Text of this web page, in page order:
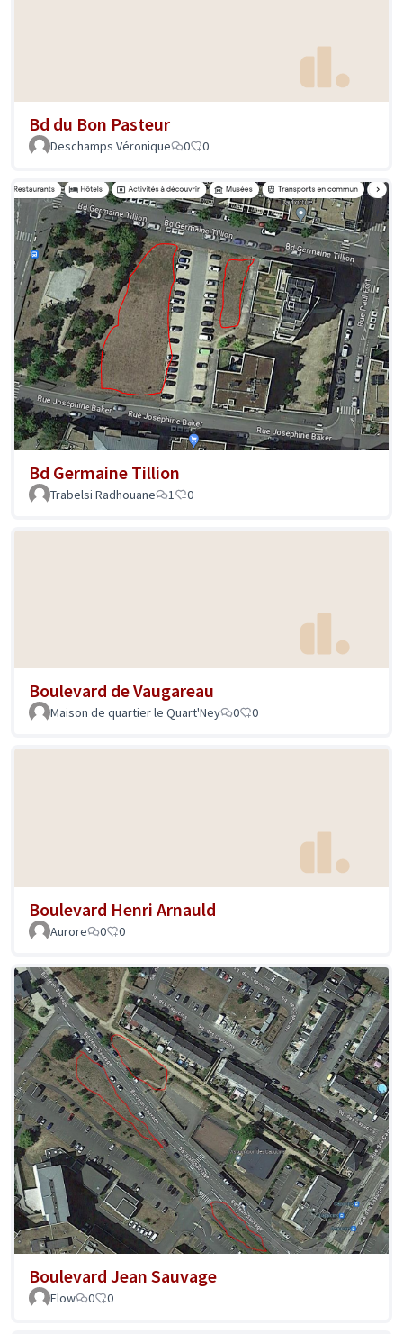
Bd du Bon Pasteur
Deschamps Véronique 0 0
Bd Germaine Tillion
Trabelsi Radhouane 1 0
Boulevard de Vaugareau
Maison de quartier le Quart'Ney 0 0
Boulevard Henri Arnauld
Aurore 0 0
Boulevard Jean Sauvage
Flow 0 0